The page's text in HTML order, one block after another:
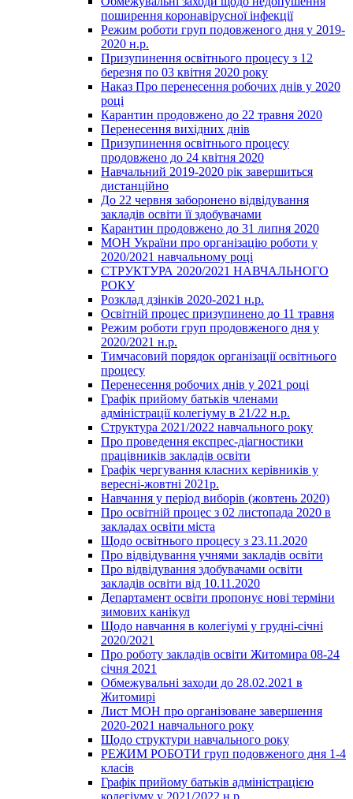
поширення коронавірусної інфекції
Режим роботи груп подовженого дня у 2019-
2020 н.р.
Призупинення освітнього процесу з 12
березня по 03 квітня 2020 року
Наказ Про перенесення робочих днів у 2020
році
Карантин продовжено до 22 травня 2020
Перенесення вихідних днів
Призупинення освітнього процесу
продовжено до 24 квітня 2020
Навчальний 2019-2020 рік завершиться
дистанційно
До 22 червня заборонено відвідування
закладів освіти її здобувачами
Карантин продовжено до 31 липня 2020
МОН України про організацію роботи у
2020/2021 навчальному році
СТРУКТУРА 2020/2021 НАВЧАЛЬНОГО
РОКУ
Розклад дзінків 2020-2021 н.р.
Освітній процес призупинено до 11 травня
Режим роботи груп продовженого дня у
2020/2021 н.р.
Тимчасовий порядок організації освітнього
процесу
Перенесення робочих днів у 2021 році
Графік прийому батьків членами
адміністрації колегіуму в 21/22 н.р.
Структура 2021/2022 навчального року
Про проведення експрес-діагностики
працівників закладів освіти
Графік чергування класних керівників у
вересні-жовтні 2021р.
Навчання у період виборів (жовтень 2020)
Про освітній процес з 02 листопада 2020 в
закладах освіти міста
Щодо освітнього процесу з 23.11.2020
Про відвідування учнями закладів освіти
Про відвідування здобувачами освіти
закладів освіти від 10.11.2020
Департамент освіти пропонує нові терміни
зимових канікул
Щодо навчання в колегіумі у грудні-січні
2020/2021
Про роботу закладів освіти Житомира 08-24
січня 2021
Обмежувальні заходи до 28.02.2021 в
Житомирі
Лист МОН про організоване завершення
2020-2021 навчального року
Щодо структури навчального року
РЕЖИМ РОБОТИ груп подовженого дня 1-4
класів
Графік прийому батьків адміністрацією
колегіуму у 2021/2022 н.р.